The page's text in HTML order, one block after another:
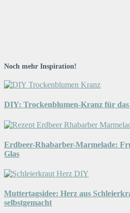
Noch mehr Inspiration!
DIY: Trockenblumen-Kranz für das
Erdbeer-Rhabarber-Marmelade:
Glas
Muttertagsidee: Herz aus
selbstgemacht